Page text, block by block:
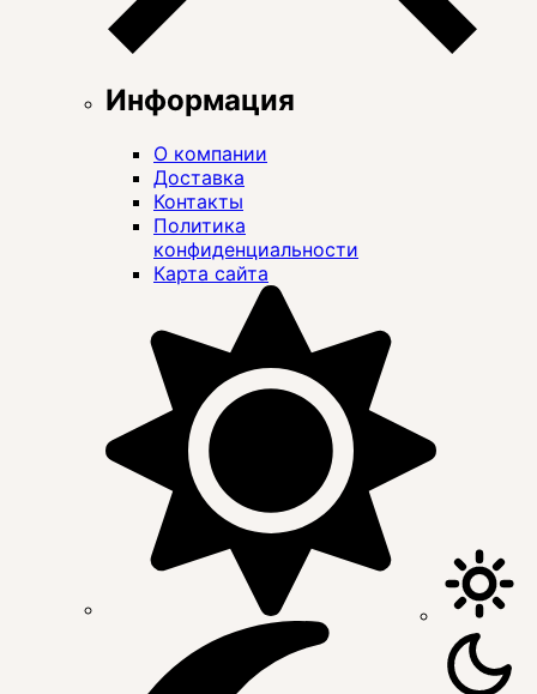
Информация
О компании
Доставка
Контакты
Политика
конфиденциальности
Карта сайта